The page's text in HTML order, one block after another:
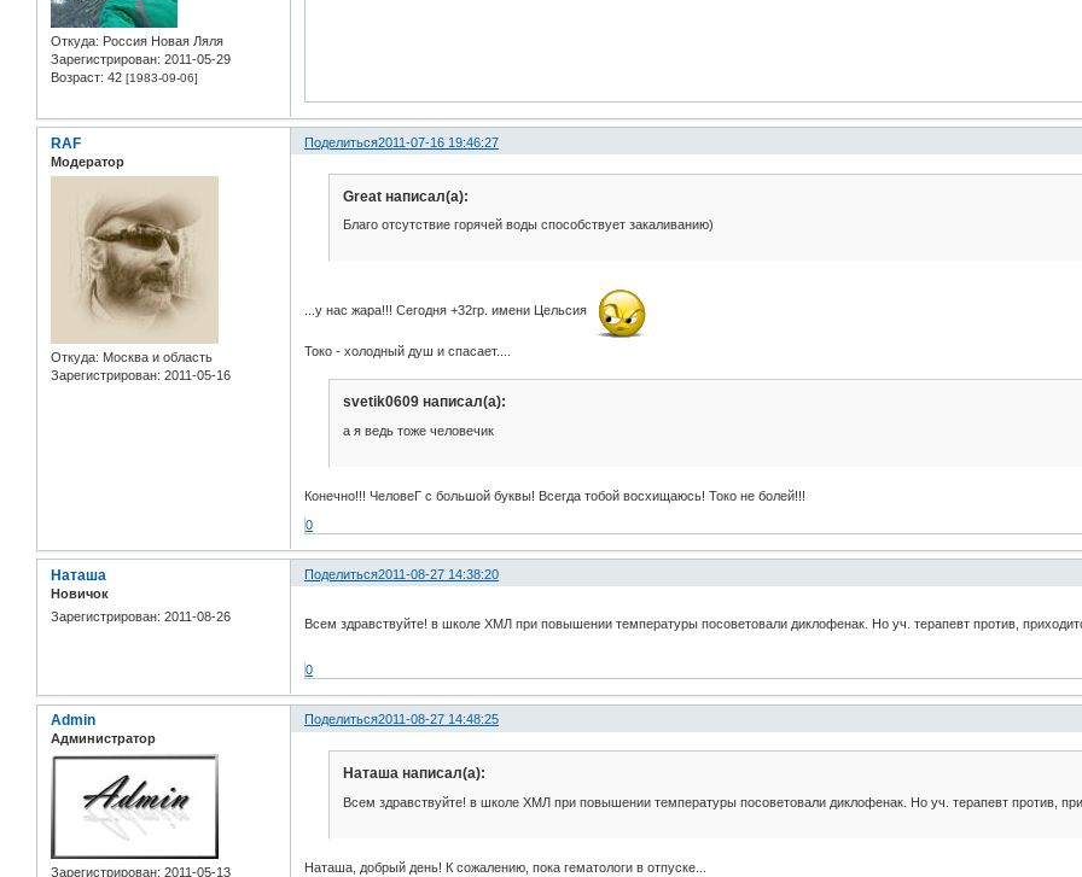
Откуда: Россия Новая Ляля
Зарегистрирован: 2011-05-29
Возраст: 42 [1983-09-06]
Поделиться2011-07-16 19:46:27
RAF
Модератор
Откуда: Москва и область
Зарегистрирован: 2011-05-16
Great написал(а):
Благо отсутствие горячей воды способствует закаливанию)
...у нас жара!!! Сегодня +32гр. имени Цельсия
Токо - холодный душ и спасает....
svetik0609 написал(а):
а я ведь тоже человечик
Конечно!!! ЧеловеГ с большой буквы! Всегда тобой восхищаюсь! Токо не болей!!!
0
Поделиться2011-08-27 14:38:20
Наташа
Новичок
Зарегистрирован: 2011-08-26
Всем здравствуйте! в школе ХМЛ при повышении температуры посоветовали диклофенак. Но уч. терапевт против,
0
Поделиться2011-08-27 14:48:25
Admin
Администратор
Зарегистрирован: 2011-05-13
Наташа написал(а):
Всем здравствуйте! в школе ХМЛ при повышении температуры посоветовали диклофенак. Но уч. терапевт против,
Наташа, добрый день! К сожалению, пока гематологи в отпуске...